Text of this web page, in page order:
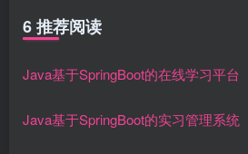
6 推荐阅读
Java基于SpringBoot的在线学习平台
Java基于SpringBoot的实习管理系统